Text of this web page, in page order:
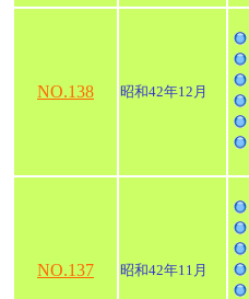
NO.138 昭和42年12月
NO.137 昭和42年11月